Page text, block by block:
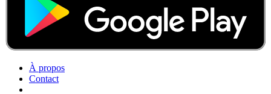
À propos
Contact